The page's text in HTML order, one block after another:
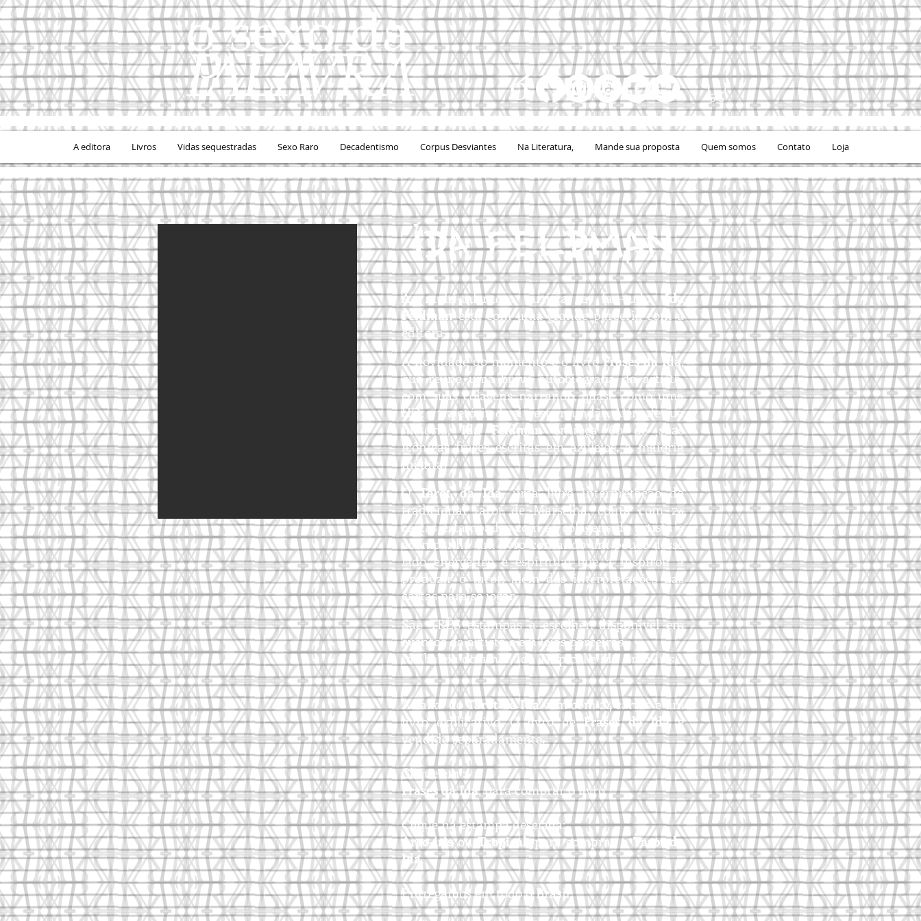
A editora Livros Vidas sequestradas Sexo Raro Decadentismo Corpus Desviantes Na Literatura, Mande sua proposta Quem somos Contato Loja
A multi-talentosa artista e faz-tudoIda
Feldmanestá com uma grande parceria com a
editora.
A novidade do momento é o livroFrases da Ida,
que reúne uma breve autobiografia da artista,
com suas colagens narrando, quase como uma
HQ, a trajetória de si neste mundão. Além de sua
história,Ida Feldmanentrega 60 de suas
icônicas frases escritas em azulejos, a maioria
inédita!
OTarot da Ida, uma livre interpretação do
tradicional tarot de Marselha, conta com 24
cartas estampadas com as colagens da artista e
acompanha um livro contando um pouco desse
lado energético e espiritual que a inspirou a
produzir o tarot, além das interpretações das
cartas para se jogar.
São TRÊS estampas a escolher, disponível em
eventos da artista e em lojas parceiras.
Ida baleia do amor, Ida Tropical eIda Arco-Íris.
A caixa doTarot da Idavem com 24 cartas e um
livro explicativo. O livro deFrases da Idaé
vendido separadamente.
Clique em :
Frases da Ida, para comprar o livro.
Clique na estampa desejada:
Arco-írisouTropical, para comprar oTarot da
Ida.
Entregamos em todo o Brasil.